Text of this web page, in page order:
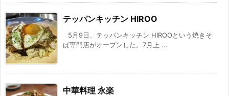
テッパンキッチン HIROO
5月9日、テッパンキッチン HIROOという焼きそ
ば専門店がオープンした。7月上 ...
中華料理 永楽